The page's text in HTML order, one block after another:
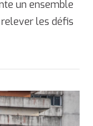
un ensemble
les défis